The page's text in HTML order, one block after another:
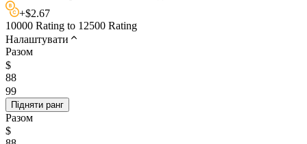
+$2.67
10000 Rating to 12500 Rating
Налаштувати
Разом
$
88
99
Підняти ранг
Разом
$